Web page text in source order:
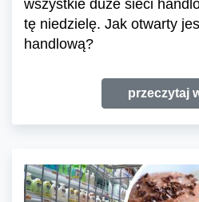
wszystkie duże sieci
tę niedzielę. Jak otwarty
handlową?
przeczytaj